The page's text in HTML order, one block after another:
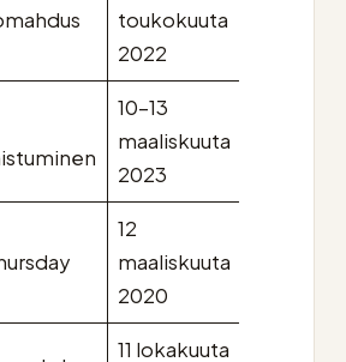
toukokuuta
2022
10–13
maaliskuuta
2023
12
maaliskuuta
2020
11 lokakuuta